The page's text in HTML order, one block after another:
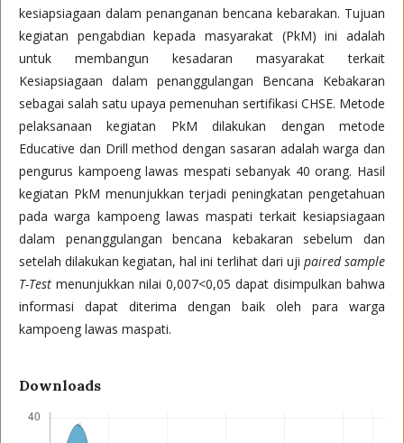
kesiapsiagaan dalam penanganan bencana kebarakan. Tujuan
kegiatan pengabdian kepada masyarakat (PkM) ini adalah
untuk membangun kesadaran masyarakat terkait
Kesiapsiagaan dalam penanggulangan Bencana Kebakaran
sebagai salah satu upaya pemenuhan sertifikasi CHSE. Metode
pelaksanaan kegiatan PkM dilakukan dengan metode
Educative dan Drill method dengan sasaran adalah warga dan
pengurus kampoeng lawas mespati sebanyak 40 orang. Hasil
kegiatan PkM menunjukkan terjadi peningkatan pengetahuan
pada warga kampoeng lawas maspati terkait kesiapsiagaan
dalam penanggulangan bencana kebakaran sebelum dan
setelah dilakukan kegiatan, hal ini terlihat dari uji paired sample
T-Test menunjukkan nilai 0,007<0,05 dapat disimpulkan bahwa
informasi dapat diterima dengan baik oleh para warga
kampoeng lawas maspati.
Downloads